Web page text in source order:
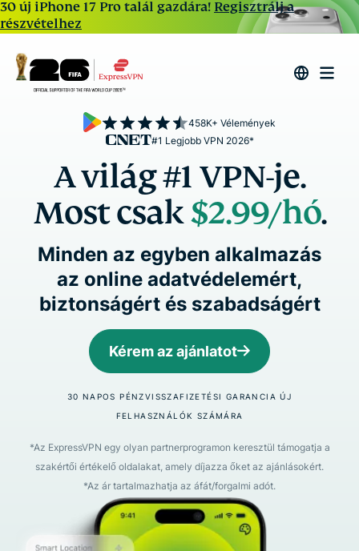
30 új iPhone 17 Pro talál gazdára! Regisztrálj a
részvételhez
#1 Legjobb VPN 2026*
458K+ Vélemények
A világ #1 VPN-je.
Most csak$2.99/hó.
Minden az egyben alkalmazás
az online adatvédelemért,
biztonságért és szabadságért
Kérem az ajánlatot
30 NAPOS PÉNZVISSZAFIZETÉSI GARANCIA ÚJ
FELHASZNÁLÓK SZÁMÁRA
*Az ExpressVPN egy olyan partnerprogramon keresztül támogatja a
szakértői értékelő oldalakat, amely díjazza őket az ajánlásokért.
*Az ár tartalmazhatja az áfát/forgalmi adót.